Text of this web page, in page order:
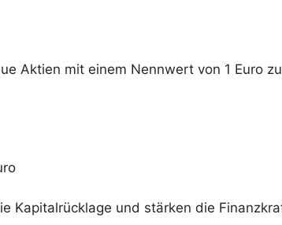
Aktien mit einem Nennwert von 1 Euro
Kapitalrücklage und stärken die